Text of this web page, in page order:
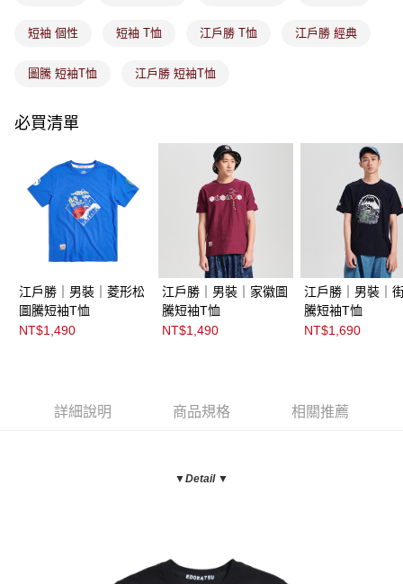
短袖 個性 短袖 T恤 江戶勝 T恤 江戶勝 經典
圖騰 短袖T恤 江戶勝 短袖T恤
必買清單
江戶勝｜男裝｜菱形松
圖騰短袖T恤
NT$1,490
江戶勝｜男裝｜家徽圖
騰短袖T恤
NT$1,490
江戶勝｜男裝｜
騰短袖T恤
NT$1,690
詳細說明 商品規格 相關推薦
▼Detail ▼